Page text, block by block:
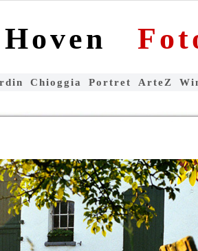
Chioggia Portret ArteZ